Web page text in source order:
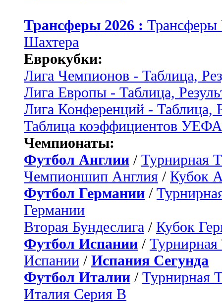
Трансферы 2026 :
Шахтера
Еврокубки:
Лига Чемпионов - Таблица,
Лига Европы - Таблица,
Лига Конференций - Таблица,
Таблица коэффициентов УЕФА
Чемпионаты:
Футбол Англии / Турнирная
Чемпионшип Англия / Кубок
Футбол Германии /
Германии
Вторая Бундеслига / Кубок
Футбол Испании / Турнирная
Испании / Испания Сегунда
Футбол Италии / Турнирная
Италия Серия B